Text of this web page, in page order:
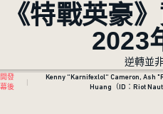
《特戰英豪
2023
逆轉並
開發
幕後
Kenny “Karnifexlol“ Cameron, Ash
Huang（ID：Riot